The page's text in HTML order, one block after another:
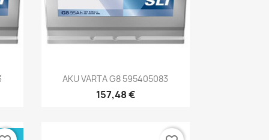
Kiirvaade
AKU VARTA G8 595405083
157,48 €